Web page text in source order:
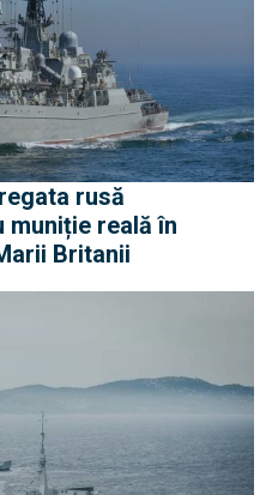
rusă
muniție reală în
Britanii